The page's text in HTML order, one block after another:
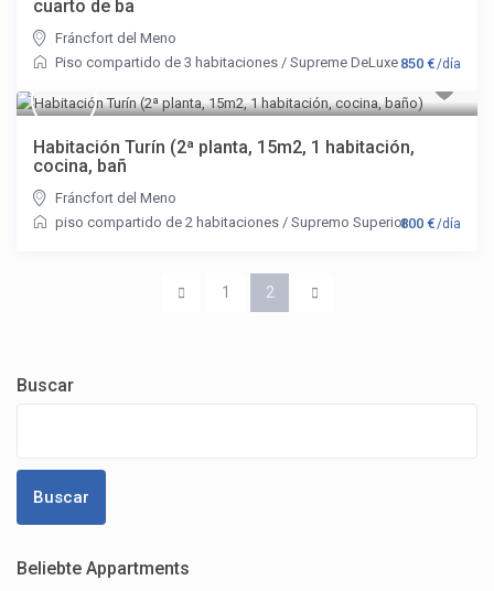
850 €/día
cuarto de ba
Fráncfort del Meno
Piso compartido de 3 habitaciones /Supreme DeLuxe
800 €/día
Habitación Turín (2ª planta, 15m2, 1 habitación,
cocina, bañ
Fráncfort del Meno
piso compartido de 2 habitaciones /Supremo Superior
1 2
Buscar
Buscar
Beliebte Appartments